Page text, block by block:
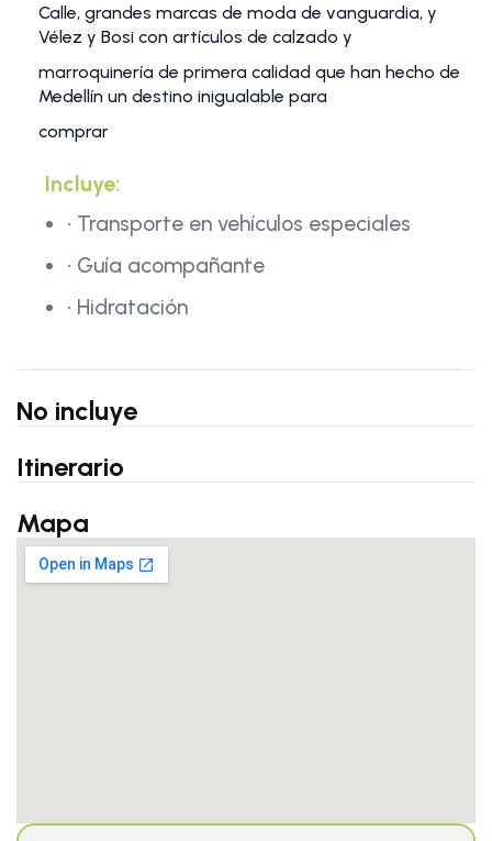
Calle, grandes marcas de moda de vanguardia, y
Vélez y Bosi con artículos de calzado y
marroquinería de primera calidad que han hecho de
Medellín un destino inigualable para
comprar
Incluye:
• Transporte en vehículos especiales
• Guía acompañante
• Hidratación
No incluye
Itinerario
Mapa